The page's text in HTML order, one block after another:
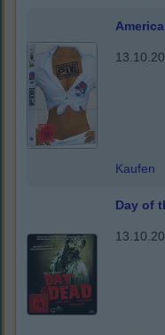
Kaufen
Day of